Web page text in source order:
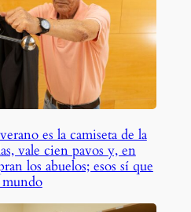
es la camiseta de la
vale cien pavos y, en
los abuelos; esos sí que
mundo